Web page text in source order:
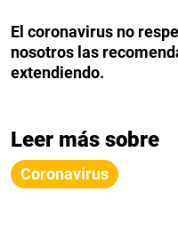
El coronavirus no
nosotros las
extendiendo.
Leer más sobre
Coronavirus